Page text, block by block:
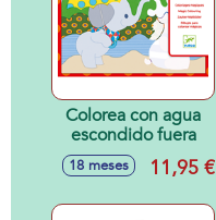
Colorea con agua
escondido fuera
18 meses 11,95 €